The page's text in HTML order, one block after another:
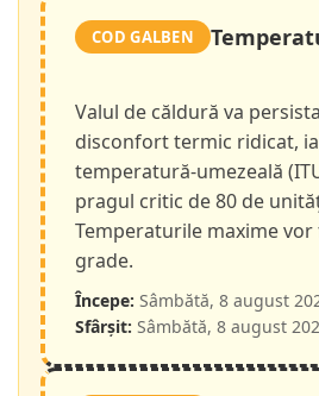
COD GALBEN
Valul de căldură va
disconfort termic ridicat,
temperatură-umezeală
pragul critic de 80 de
Temperaturile maxime vor
grade.
Începe: Sâmbătă, 8 august
Sfârșit: Sâmbătă, 8 august